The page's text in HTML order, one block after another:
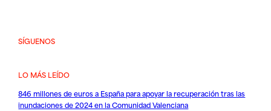
SÍGUENOS
LO MÁS LEÍDO
846 millones de euros a España para apoyar la recuperación tras las
inundaciones de 2024 en la Comunidad Valenciana